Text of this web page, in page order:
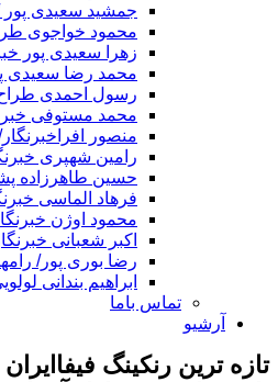
جمشید سعیدی پور /
محمود خواجوی
زهرا سعیدی پور
محمد رضا سعیدی
رسول احمدی
محمد مستوفی
منصور
رامین شهپری
حسین طاهرزاده
فرهاد الماسی
محمود اوژن
اکبر شعبانی
رضا بوری پور/
ابراهیم بندانی
تماس باما
آرشیو